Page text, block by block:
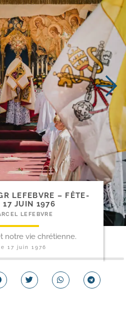
LEFEBVRE – FÊTE-​
17 JUIN 1976
LEFEBVRE
notre vie chrétienne.
le17 juin 1976